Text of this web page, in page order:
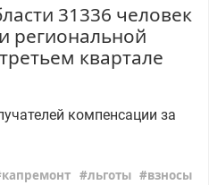
31336 человек
региональной
квартале
компенсации за
капремонт льготы взносы